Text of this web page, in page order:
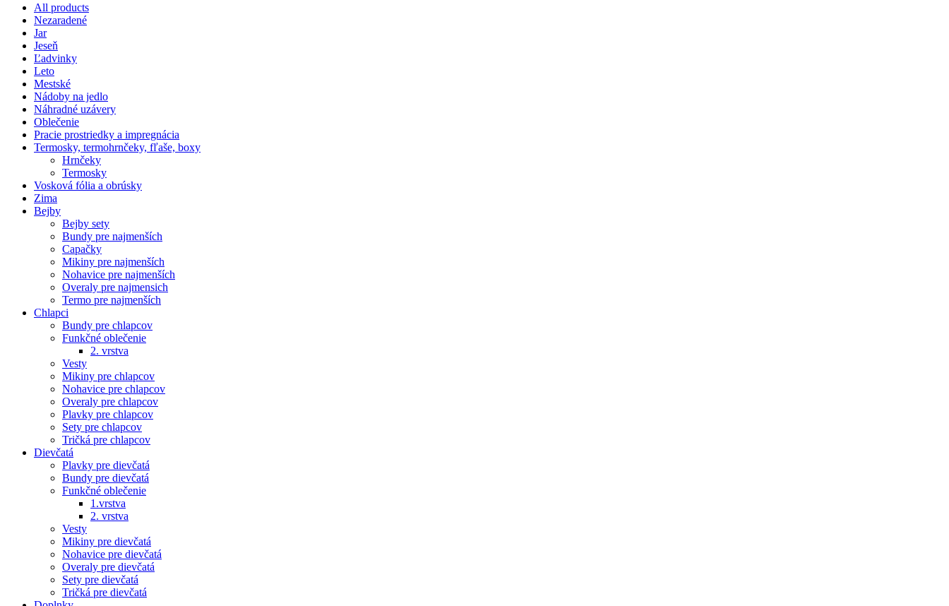
All products
Nezaradené
Jar
Jeseň
Ľadvinky
Leto
Mestské
Nádoby na jedlo
Náhradné uzávery
Oblečenie
Pracie prostriedky a impregnácia
Termosky, termohrnčeky, fľaše, boxy
Hrnčeky
Termosky
Vosková fólia a obrúsky
Zima
Bejby
Bejby sety
Bundy pre najmenších
Capačky
Mikiny pre najmenších
Nohavice pre najmenších
Overaly pre najmensich
Termo pre najmenších
Chlapci
Bundy pre chlapcov
Funkčné oblečenie
2. vrstva
Vesty
Mikiny pre chlapcov
Nohavice pre chlapcov
Overaly pre chlapcov
Plavky pre chlapcov
Sety pre chlapcov
Tričká pre chlapcov
Dievčatá
Plavky pre dievčatá
Bundy pre dievčatá
Funkčné oblečenie
1.vrstva
2. vrstva
Vesty
Mikiny pre dievčatá
Nohavice pre dievčatá
Overaly pre dievčatá
Sety pre dievčatá
Tričká pre dievčatá